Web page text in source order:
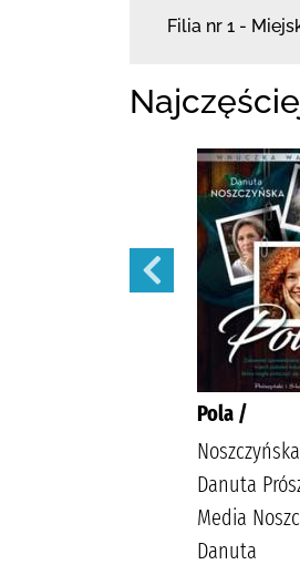
Filia nr 1 -
Pola /
Danuta
Media
Danuta